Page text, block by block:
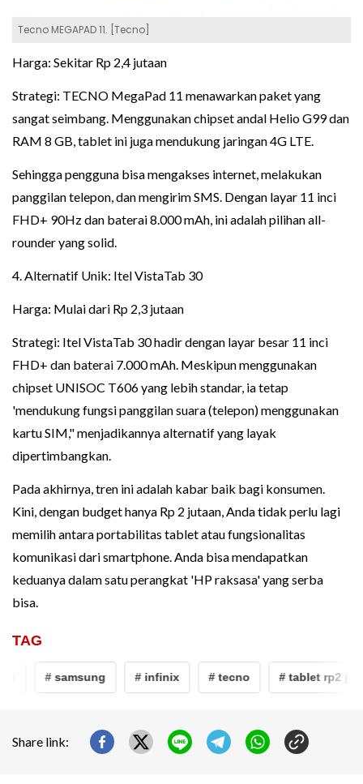
Tecno MEGAPAD 11. [Tecno]
Harga: Sekitar Rp 2,4 jutaan
Strategi: TECNO MegaPad 11 menawarkan paket yang
sangat seimbang. Menggunakan chipset andal Helio G99 dan
RAM 8 GB, tablet ini juga mendukung jaringan 4G LTE.
Sehingga pengguna bisa mengakses internet, melakukan
panggilan telepon, dan mengirim SMS. Dengan layar 11 inci
FHD+ 90Hz dan baterai 8.000 mAh, ini adalah pilihan all-
rounder yang solid.
4. Alternatif Unik: Itel VistaTab 30
Harga: Mulai dari Rp 2,3 jutaan
Strategi: Itel VistaTab 30 hadir dengan layar besar 11 inci
FHD+ dan baterai 7.000 mAh. Meskipun menggunakan
chipset UNISOC T606 yang lebih standar, ia tetap
'mendukung fungsi panggilan suara (telepon) menggunakan
kartu SIM," menjadikannya alternatif yang layak
dipertimbangkan.
Pada akhirnya, tren ini adalah kabar baik bagi konsumen.
Kini, dengan budget hanya Rp 2 jutaan, Anda tidak perlu lagi
memilih antara portabilitas tablet atau fungsionalitas
komunikasi dari smartphone. Anda bisa mendapatkan
keduanya dalam satu perangkat 'HP raksasa' yang serba
bisa.
TAG
# samsung # infinix # tecno # tablet rp2
Share link: